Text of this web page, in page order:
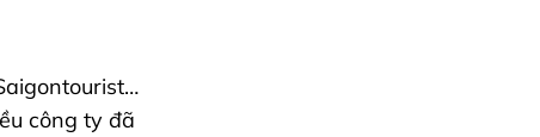
công ty đã